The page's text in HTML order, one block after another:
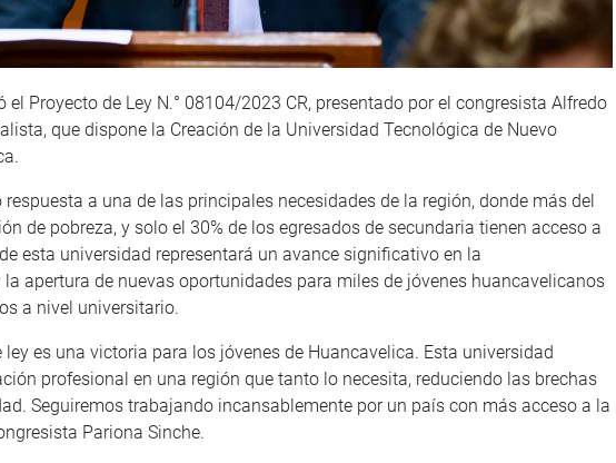
el Proyecto de Ley N.° 08104/2023 CR, presentado por el congresista Alfredo
que dispone la Creación de la Universidad Tecnológica de Nuevo
a una de las principales necesidades de la región, donde más del
de pobreza, y solo el 30% de los egresados de secundaria tienen acceso a
esta universidad representará un avance significativo en la
apertura de nuevas oportunidades para miles de jóvenes huancavelicanos
a nivel universitario.
ley es una victoria para los jóvenes de Huancavelica. Esta universidad
profesional en una región que tanto lo necesita, reduciendo las brechas
Seguiremos trabajando incansablemente por un país con más acceso a la
Pariona Sinche.